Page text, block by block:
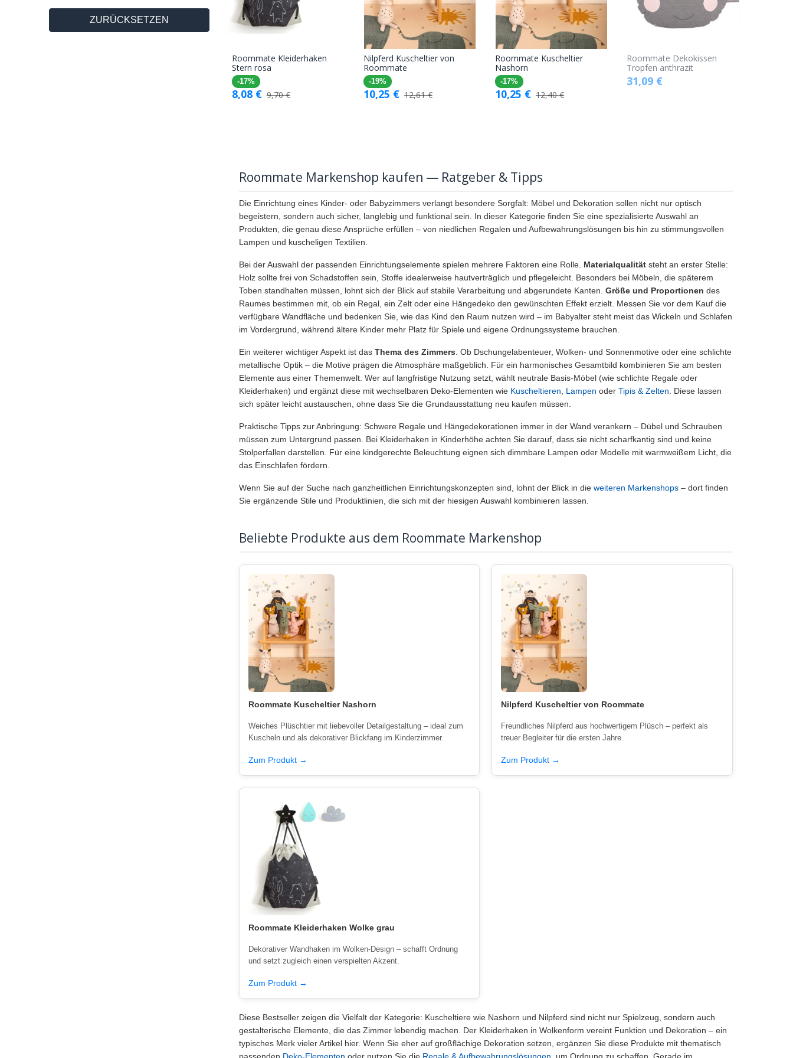
ZURÜCKSETZEN
Roommate Kleiderhaken
Stern rosa
-17%
8,08€ 9,70€
Nilpferd Kuscheltier von
Roommate
-19%
10,25 € 12,61€
Roommate Kuscheltier
Nashorn
-17%
10,25 € 12,40€
Roommate Dekokissen
Tropfen anthrazit
31,09 €
Roommate Markenshop kaufen — Ratgeber & Tipps
Die Einrichtung eines Kinder- oder Babyzimmers verlangt besondere Sorgfalt: Möbel und Dekoration sollen nicht nur optisch
begeistern, sondern auch sicher, langlebig und funktional sein. In dieser Kategorie finden Sie eine spezialisierte Auswahl an
Produkten, die genau diese Ansprüche erfüllen – von niedlichen Regalen und Aufbewahrungslösungen bis hin zu stimmungsvollen
Lampen und kuscheligen Textilien.
Bei der Auswahl der passenden Einrichtungselemente spielen mehrere Faktoren eine Rolle. Materialqualitätsteht an erster Stelle:
Holz sollte frei von Schadstoffen sein, Stoffe idealerweise hautverträglich und pflegeleicht. Besonders bei Möbeln, die späterem
Toben standhalten müssen, lohnt sich der Blick auf stabile Verarbeitung und abgerundete Kanten. Größe und Proportionen des
Raumes bestimmen mit, ob ein Regal, ein Zelt oder eine Hängedeko den gewünschten Effekt erzielt. Messen Sie vor dem Kauf die
verfügbare Wandfläche und bedenken Sie, wie das Kind den Raum nutzen wird – im Babyalter steht meist das Wickeln und Schlafen
im Vordergrund, während ältere Kinder mehr Platz für Spiele und eigene Ordnungssysteme brauchen.
Ein weiterer wichtiger Aspekt ist das Thema des Zimmers . Ob Dschungelabenteuer, Wolken- und Sonnenmotive oder eine schlichte
metallische Optik – die Motive prägen die Atmosphäre maßgeblich. Für ein harmonisches Gesamtbild kombinieren Sie am besten
Elemente aus einer Themenwelt. Wer auf langfristige Nutzung setzt, wählt neutrale Basis-Möbel (wie schlichte Regale oder
Kleiderhaken) und ergänzt diese mit wechselbaren Deko-Elementen wie Kuscheltieren Lampen oder Tipis & Zelten . Diese lassen
sich später leicht austauschen, ohne dass Sie die Grundausstattung neu kaufen müssen.
Praktische Tipps zur Anbringung: Schwere Regale und Hängedekorationen immer in der Wand verankern – Dübel und Schrauben
müssen zum Untergrund passen. Bei Kleiderhaken in Kinderhöhe achten Sie darauf, dass sie nicht scharfkantig sind und keine
Stolperfallen darstellen. Für eine kindgerechte Beleuchtung eignen sich dimmbare Lampen oder Modelle mit warmweißem Licht, die
das Einschlafen fördern.
Wenn Sie auf der Suche nach ganzheitlichen Einrichtungskonzepten sind, lohnt der Blick in die weiteren Markenshops– dort finden
Sie ergänzende Stile und Produktlinien, die sich mit der hiesigen Auswahl kombinieren lassen.
Beliebte Produkte aus dem Roommate Markenshop
Roommate Kuscheltier Nashorn
Weiches Plüschtier mit liebevoller Detailgestaltung – ideal zum
Kuscheln und als dekorativer Blickfang im Kinderzimmer.
Zum Produkt →
Nilpferd Kuscheltier von Roommate
Freundliches Nilpferd aus hochwertigem Plüsch – perfekt als
treuer Begleiter für die ersten Jahre.
Zum Produkt →
Roommate Kleiderhaken Wolke grau
Dekorativer Wandhaken im Wolken-Design – schafft Ordnung
und setzt zugleich einen verspielten Akzent.
Zum Produkt →
Diese Bestseller zeigen die Vielfalt der Kategorie: Kuscheltiere wie Nashorn und Nilpferd sind nicht nur Spielzeug, sondern auch
gestalterische Elemente, die das Zimmer lebendig machen. Der Kleiderhaken in Wolkenform vereint Funktion und Dekoration – ein
typisches Merk vieler Artikel hier. Wenn Sie eher auf großflächige Dekoration setzen, ergänzen Sie diese Produkte mit thematisch